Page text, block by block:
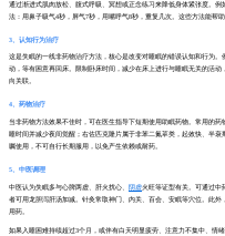
通过渐进式肌肉放松、腹式呼吸、冥想或正念练习来降低身体紧张度。
法：用鼻子吸气4秒，屏气7秒，用嘴呼气8秒，重复几次。这些方法能帮
3、认知行为治疗
这是失眠的一线非药物治疗方法，核心是改变对睡眠的错误认知和行为
动，等有困意再回床。限制卧床时间，减少在床上进行与睡眠无关的活
向关联。
4、药物治疗
当非药物方法效果不佳时，可在医生指导下短期使用助眠药物。常用的
睡时间并减少夜间觉醒；右佐匹克隆片属于非苯二氮䓬类，起效快、半
嘱使用，不可自行长期服用，以免产生依赖或耐药。
5、中医调理
中医认为失眠多与心脾两虚、肝火扰心、 阴虚火旺等证型有关。可通过中
者可用龙胆泻肝汤加减。针灸常取神门、内关、百会、安眠等穴位。此
用药。
如果入睡困难持续超过3个月，或伴有白天明显疲劳、注意力不集中、情